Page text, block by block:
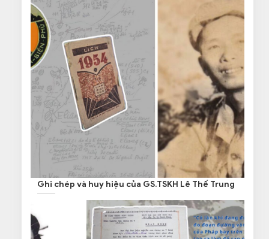
Ghi chép và huy hiệu của GS.TSKH Lê Thế Trung